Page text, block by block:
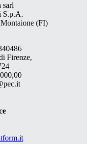
sarl
S.p.A.
(FI)
Firenze,